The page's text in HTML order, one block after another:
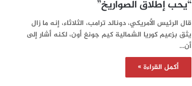
“يحب إطلاق الصواريخ”
قال الرئيس الأمريكي، دونالد ترامب، الثلاثاء، إنه ما زال
يثق بزعيم كوريا الشمالية كيم جونغ أون، لكنه أشار إلى
أن…
أكمل القراءة »